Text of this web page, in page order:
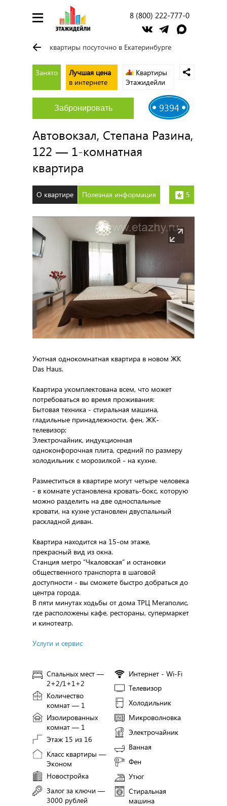
8 (800) 222-777-0
квартиры посуточно в Екатеринбурге
Занято
Лучшая цена
в интернете
Квартиры
Этажидейли
9394
Забронировать
Автовокзал, Степана Разина,
122 — 1-комнатная
квартира
О квартире Полезная информация 5
Уютная однокомнатная квартира в новом ЖК
Das Haus.
Квартира укомплектована всем, что может
потребоваться во время проживания:
Бытовая техника - стиральная машина,
гладильные принадлежности, фен, ЖК-
телевизор;
Электрочайник, индукционная
одноконфорочная плита, средний по размеру
холодильник с морозилкой - на кухне.
Разместиться в квартире могут четыре человека
- в комнате установлена кровать-бокс, которую
можно разделить на две односпальные
кровати, на кухне установлен двуспальный
раскладной диван.
Квартира находится на 15-ом этаже,
прекрасный вид из окна.
Станция метро “Чкаловская” и остановки
общественного транспорта в шаговой
доступности - вы сможете быстро добраться до
центра города.
В пяти минутах ходьбы от дома ТРЦ Мегаполис,
где расположены кафе, рестораны, супермаркет
и кинотеатр.
Услуги и сервис
Спальных мест —
2+2/1+1+2
Количество
комнат — 1
Изолированных
комнат — 1
Этаж 15 из 16
Класс квартиры —
Эконом
Новостройка
Залог за ключи —
3000 рублей
Интернет - Wi-Fi
Телевизор
Холодильник
Микроволновка
Электрочайник
Ванная
Фен
Утюг
Стиральная
машина